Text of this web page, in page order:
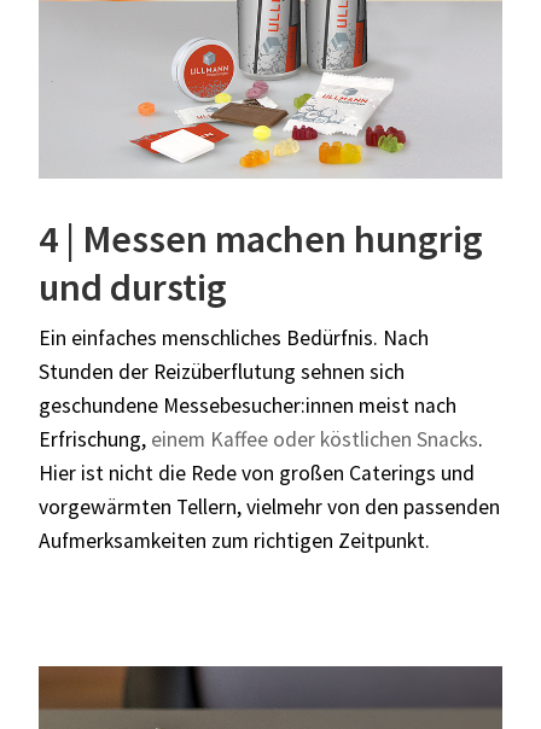
4 | Messen machen hungrig
und durstig
Ein einfaches menschliches Bedürfnis. Nach
Stunden der Reizüberflutung sehnen sich
geschundene Messebesucher:innen meist nach
Erfrischung, einem Kaffee oder köstlichen Snacks.
Hier ist nicht die Rede von großen Caterings und
vorgewärmten Tellern, vielmehr von den passenden
Aufmerksamkeiten zum richtigen Zeitpunkt.